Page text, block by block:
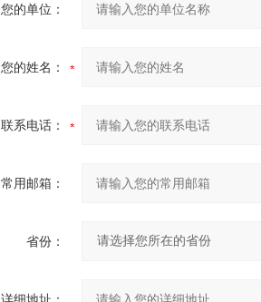
您的单位：
您的姓名：
联系电话：
常用邮箱：
省份：